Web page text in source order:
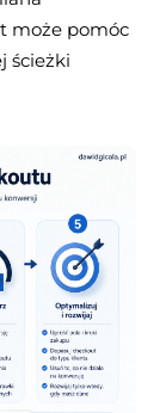
może pomóc
ścieżki